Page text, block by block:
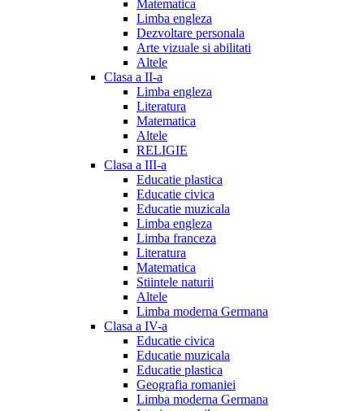
Matematica
Limba engleza
Dezvoltare personala
Arte vizuale si abilitati
Altele
Clasa a II-a
Limba engleza
Literatura
Matematica
Altele
RELIGIE
Clasa a III-a
Educatie plastica
Educatie civica
Educatie muzicala
Limba engleza
Limba franceza
Literatura
Matematica
Stiintele naturii
Altele
Limba moderna Germana
Clasa a IV-a
Educatie civica
Educatie muzicala
Educatie plastica
Geografia romaniei
Limba moderna Germana